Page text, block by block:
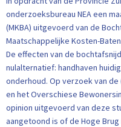
onderzoeksbureau NEA een
(MKBA) uitgevoerd van de
Maatschappelijke Kosten-
De effecten van de
nulalternatief: handhaven
onderhoud. Op verzoek van de
en het Overschiese
opinion uitgevoerd van deze
aangetoond is of de Hoge